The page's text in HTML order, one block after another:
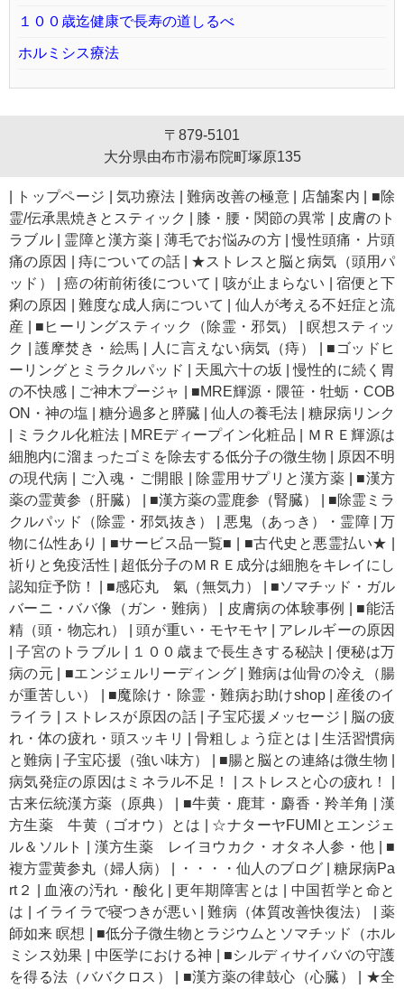
１００歳迄健康で長寿の道しるべ
ホルミシス療法
〒879-5101
大分県由布市湯布院町塚原135
トップページ 気功療法 難病改善の極意 店舗案内
■除
霊/伝承黒焼きとスティック
膝・腰・関節の異常
皮膚のト
ラブル| 霊障と漢方薬 薄毛でお悩みの方|慢性頭痛・片頭
痛の原因
痔についての話| ★ストレスと脳と病気（頭用パ
ッド）
|癌の術前術後について 咳が止まらない |宿便と下
痢の原因
難度な成人病について
仙人が考える不妊症と流
産
■ヒーリングスティック（除霊・邪気） |瞑想スティッ
ク
|護摩焚き・絵馬 人に言えない病気（痔）
■ゴッドヒ
ーリングとミラクルパッド
天風六十の坂 |慢性的に続く胃
の不快感
ご神木プージャ
■MRE輝源・隈笹・牡蛎・COB
ON・神の塩
糖分過多と膵臓 仙人の養毛法
糖尿病リンク
ミラクル化粧法 MREディープイン化粧品
ＭＲＥ輝源は
細胞内に溜まったゴミを除去する低分子の微生物
原因不明
の現代病
ご入魂・ご開眼 除霊用サプリと漢方薬
■漢方
薬の霊黄参（肝臓）
■漢方薬の霊鹿参（腎臓）
■除霊ミラ
クルパッド（除霊・邪気抜き）
悪鬼（あっき）・霊障|万
物に仏性あり
■サービス品一覧■ ■古代史と悪霊払い★
祈りと免疫活性
超低分子のＭＲＥ成分は細胞をキレイにし
認知症予防！
■感応丸 氣（無気力）
■ソマチッド・ガル
バーニ・ババ像（ガン・難病）
皮膚病の体験事例
■能活
精（頭・物忘れ）
|頭が重い・モヤモヤ
アレルギーの原因
|子宮のトラブル １００歳まで長生きする秘訣
便秘は万
病の元
■エンジェルリーディング
難病は仙骨の冷え（腸
が重苦しい）
■魔除け・除霊・難病お助けshop| 産後のイ
ライラ
ストレスが原因の話|子宝応援メッセージ
脳の疲
れ・体の疲れ・頭スッキリ
|骨粗しょう症とは |生活習慣病
と難病 |子宝応援（強い味方） ■腸と脳との連絡は微生物
病気発症の原因はミネラル不足！
ストレスと心の疲れ！
古来伝統漢方薬（原典）
■牛黄・鹿茸・麝香・羚羊角 |漢
方生薬 牛黄（ゴオウ）とは
☆ナターヤFUMIとエンジェ
ル＆ソルト
漢方生薬 レイヨウカク・オタネ人参・他
■
複方霊黄参丸（婦人病）
・・・・仙人のブログ
糖尿病Pa
rt２
血液の汚れ・酸化 |更年期障害とは
中国哲学と命と
は
イライラで寝つきが悪い |難病（体質改善快復法） |薬
師如来 瞑想
■低分子微生物とラジウムとソマチッド（ホル
ミシス効果
中医学における神
■シルディサイババの守護
を得る法（ババクロス）
■漢方薬の律鼓心（心臓） ★全